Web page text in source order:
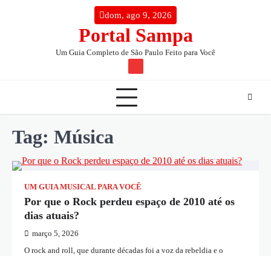
dom, ago 9, 2026
Portal Sampa
Um Guia Completo de São Paulo Feito para Você
TW
Tag: Música
UM GUIA MUSICAL PARA VOCÊ
Por que o Rock perdeu espaço de 2010 até os
dias atuais?
março 5, 2026
O rock and roll, que durante décadas foi a voz da rebeldia e o